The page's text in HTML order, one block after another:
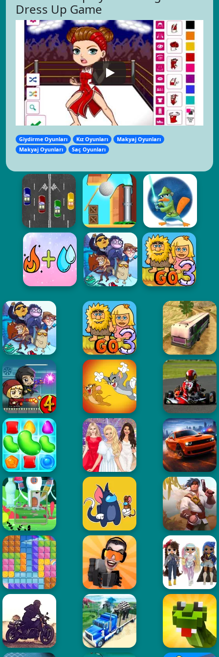
Dress Up Game
Giydirme Oyunları Kız Oyunları
Makyaj Oyunları
Makyaj Oyunları
Saç Oyunları